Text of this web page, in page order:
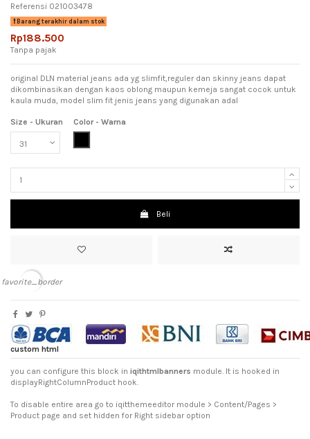
Referensi 021003478
Barang terakhir dalam stok
Rp188.500
Tanpa pajak
original DLN material jeans ada yg slimfit,reguler dan skinny jeans dapat
dikombinasikan dengan kaos oblong maupun kemeja sangat cocok untuk
kaula muda, model slim fit jenis jeans yang digunakan adal
Size - Ukuran
Color - Warna
Beli
favorite_border
custom html
you can configure this block in iqithtmlbanners module. It is hooked in
displayRightColumnProduct hook.
To disable entire area go to iqitthemeeditor module > Content/Pages >
Product page and set hidden for Right sidebar option